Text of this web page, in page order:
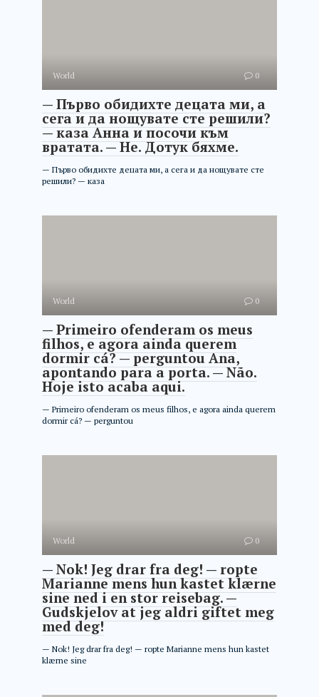
World 0
— Първо обидихте децата ми, а
сега и да нощувате сте решили?
— каза Анна и посочи към
вратата. — Не. Дотук бяхме.
— Първо обидихте децата ми, а сега и да нощувате сте
решили? — каза
World 0
— Primeiro ofenderam os meus
filhos, e agora ainda querem
dormir cá? — perguntou Ana,
apontando para a porta. — Não.
Hoje isto acaba aqui.
— Primeiro ofenderam os meus filhos, e agora ainda querem
dormir cá? — perguntou
World 0
— Nok! Jeg drar fra deg! — ropte
Marianne mens hun kastet klærne
sine ned i en stor reisebag. —
Gudskjelov at jeg aldri giftet meg
med deg!
— Nok! Jeg drar fra deg! — ropte Marianne mens hun kastet
klærne sine